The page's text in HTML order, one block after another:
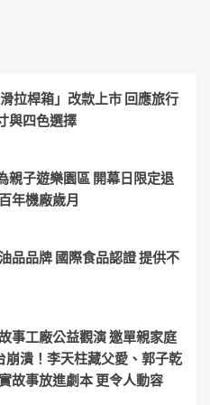
拉桿箱」改款上市 回應旅行
與四色選擇
親子遊樂園區 開幕日限定退
年機廠歲月
品品牌 國際食品認證 提供不
事工廠公益觀演 邀單親家庭
潰！李天柱藏父愛、郭子乾
故事放進劇本 更令人動容